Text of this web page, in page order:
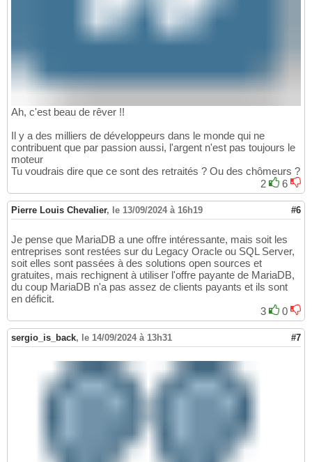
Ah, c'est beau de rêver !!
Il y a des milliers de développeurs dans le monde qui ne
contribuent que par passion aussi, l'argent n'est pas toujours le
moteur
Tu voudrais dire que ce sont des retraités ? Ou des chômeurs ?
2
6
Pierre Louis Chevalier, le 13/09/2024 à 16h19 #6
Je pense que MariaDB a une offre intéressante, mais soit les
entreprises sont restées sur du Legacy Oracle ou SQL Server,
soit elles sont passées à des solutions open sources et
gratuites, mais rechignent à utiliser l'offre payante de MariaDB,
du coup MariaDB n'a pas assez de clients payants et ils sont
en déficit.
3
0
sergio_is_back, le 14/09/2024 à 13h31 #7